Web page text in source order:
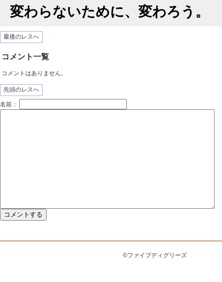
変わらないために、変わろう。
最後のレスへ
コメント一覧
コメントはありません。
先頭のレスへ
名前：
©ファイブディグリーズ